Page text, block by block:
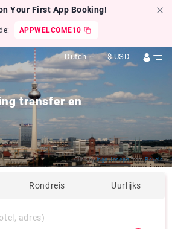
Your First App Booking!
APPWELCOME10
Dutch $ USD
transfer en
Click byIngo JosephfromPexels
Rondreis Uurlijks
adres)